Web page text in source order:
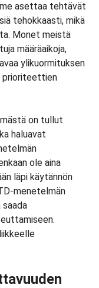
asettaa tehtävät
tehokkaasti, mikä
Monet meistä
määräaikoja,
ylikuormituksen
prioriteettien
on tullut
haluavat
ole aina
läpi käytännön
menetelmän
saada